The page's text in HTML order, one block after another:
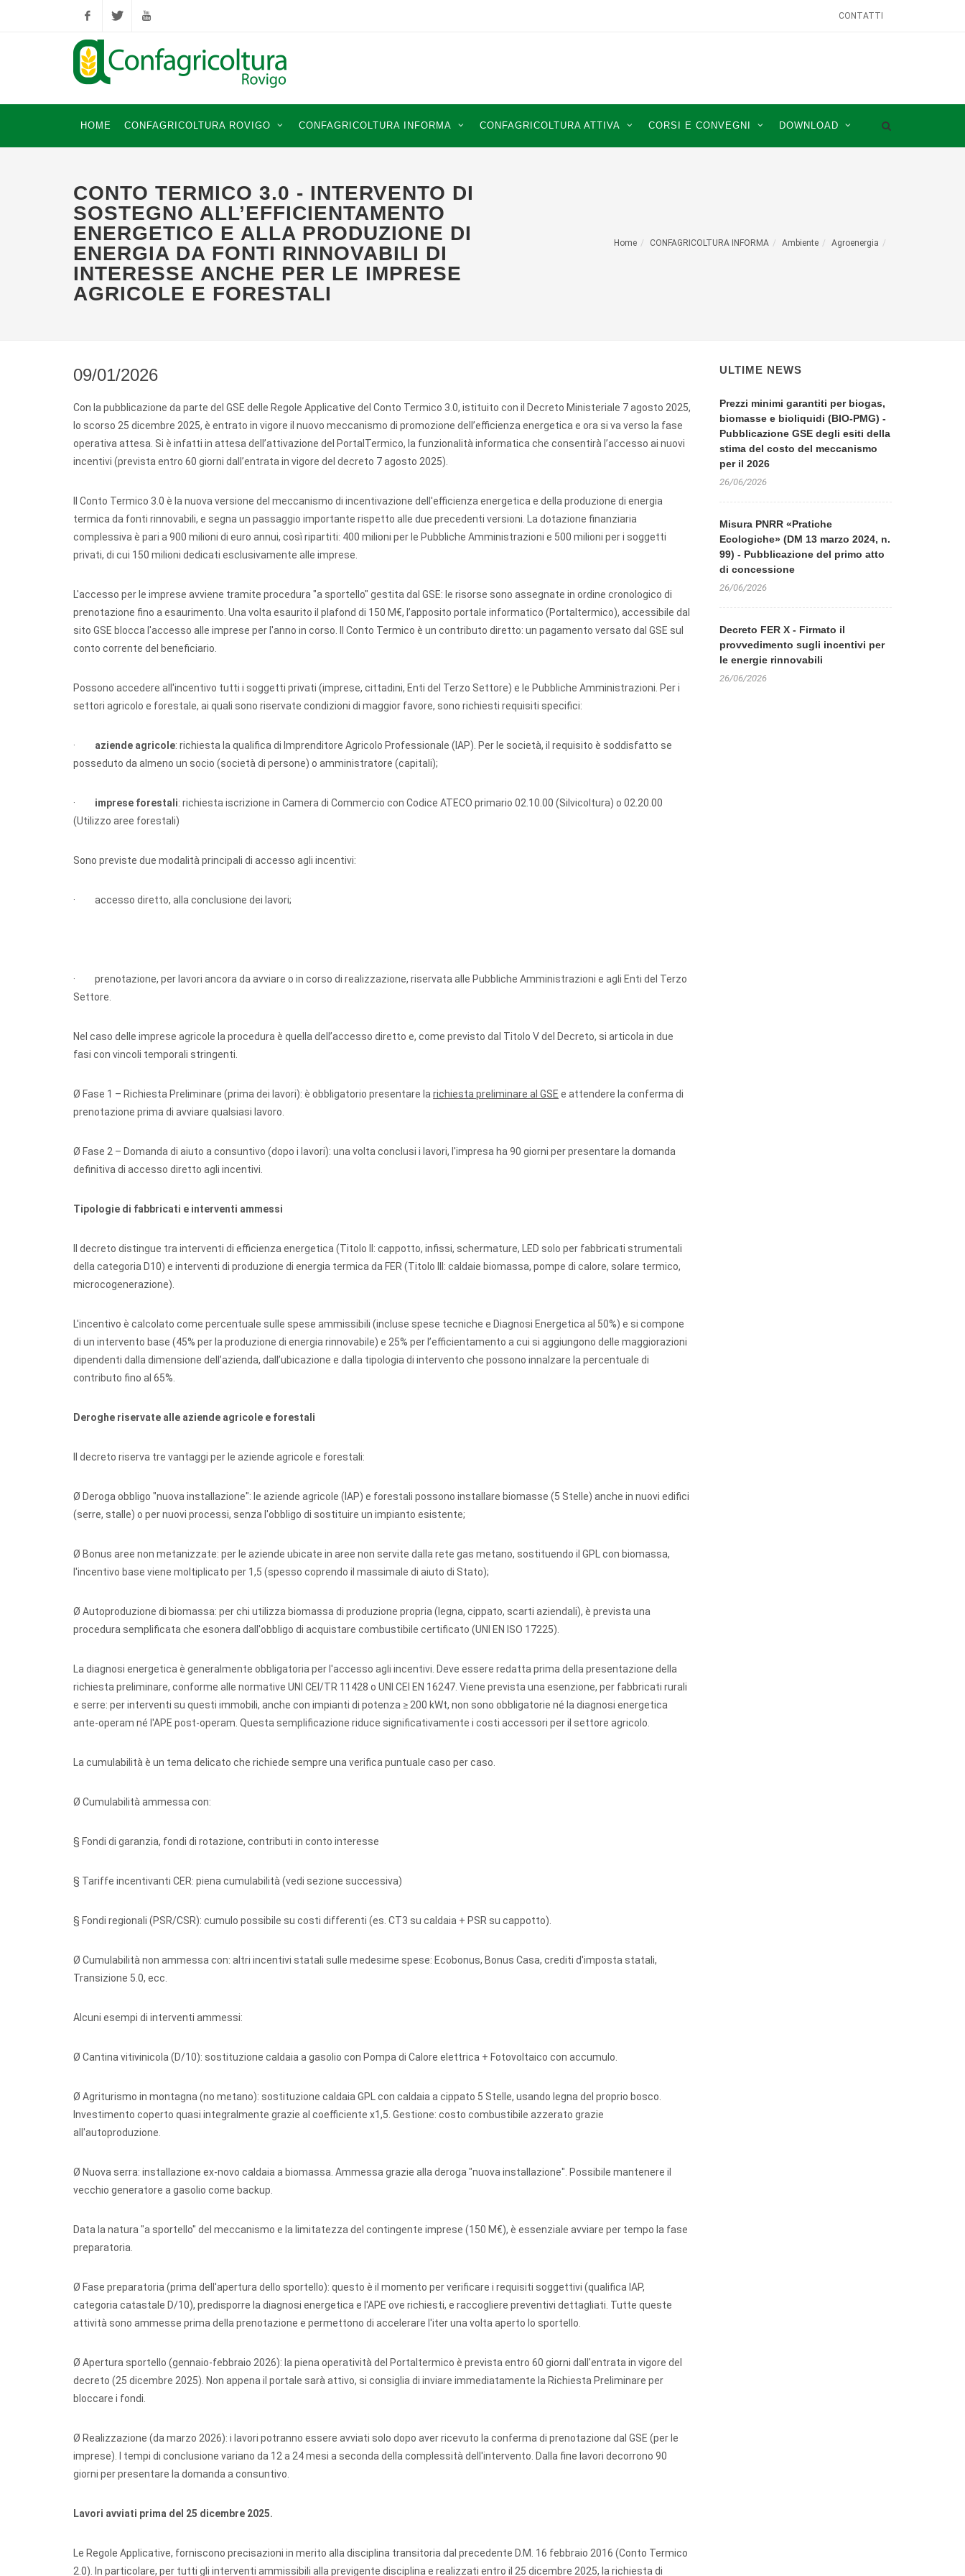
FacebookTwitter YouTube
CONTATTI
HOME CONFAGRICOLTURA ROVIGO CONFAGRICOLTURA INFORMA CONFAGRICOLTURA ATTIVA CORSI E CONVEGNI DOWNLOAD
CONTO TERMICO 3.0 - INTERVENTO DI
SOSTEGNO ALL’EFFICIENTAMENTO
ENERGETICO E ALLA PRODUZIONE DI
ENERGIA DA FONTI RINNOVABILI DI
INTERESSE ANCHE PER LE IMPRESE
AGRICOLE E FORESTALI
Home CONFAGRICOLTURA INFORMA Ambiente Agroenergia
09/01/2026
Con la pubblicazione da parte del GSE delle Regole Applicative del Conto Termico 3.0, istituito con il Decreto Ministeriale 7 agosto 2025,
lo scorso 25 dicembre 2025, è entrato in vigore il nuovo meccanismo di promozione dell’efficienza energetica e ora si va verso la fase
operativa attesa. Si è infatti in attesa dell’attivazione del PortalTermico, la funzionalità informatica che consentirà l’accesso ai nuovi
incentivi (prevista entro 60 giorni dall’entrata in vigore del decreto 7 agosto 2025).
Il Conto Termico 3.0 è la nuova versione del meccanismo di incentivazione dell'efficienza energetica e della produzione di energia
termica da fonti rinnovabili, e segna un passaggio importante rispetto alle due precedenti versioni. La dotazione finanziaria
complessiva è pari a 900 milioni di euro annui, così ripartiti: 400 milioni per le Pubbliche Amministrazioni e 500 milioni per i soggetti
privati, di cui 150 milioni dedicati esclusivamente alle imprese.
L'accesso per le imprese avviene tramite procedura "a sportello" gestita dal GSE: le risorse sono assegnate in ordine cronologico di
prenotazione fino a esaurimento. Una volta esaurito il plafond di 150 M€, l’apposito portale informatico (Portaltermico), accessibile dal
sito GSE blocca l'accesso alle imprese per l'anno in corso. Il Conto Termico è un contributo diretto: un pagamento versato dal GSE sul
conto corrente del beneficiario.
Possono accedere all'incentivo tutti i soggetti privati (imprese, cittadini, Enti del Terzo Settore) e le Pubbliche Amministrazioni. Per i
settori agricolo e forestale, ai quali sono riservate condizioni di maggior favore, sono richiesti requisiti specifici:
· aziende agricole: richiesta la qualifica di Imprenditore Agricolo Professionale (IAP). Per le società, il requisito è soddisfatto se
posseduto da almeno un socio (società di persone) o amministratore (capitali);
· imprese forestali: richiesta iscrizione in Camera di Commercio con Codice ATECO primario 02.10.00 (Silvicoltura) o 02.20.00
(Utilizzo aree forestali)
Sono previste due modalità principali di accesso agli incentivi:
· accesso diretto, alla conclusione dei lavori;
· prenotazione, per lavori ancora da avviare o in corso di realizzazione, riservata alle Pubbliche Amministrazioni e agli Enti del Terzo
Settore.
Nel caso delle imprese agricole la procedura è quella dell’accesso diretto e, come previsto dal Titolo V del Decreto, si articola in due
fasi con vincoli temporali stringenti.
Ø Fase 1 – Richiesta Preliminare (prima dei lavori): è obbligatorio presentare la richiesta preliminare al GSE e attendere la conferma di
prenotazione prima di avviare qualsiasi lavoro.
Ø Fase 2 – Domanda di aiuto a consuntivo (dopo i lavori): una volta conclusi i lavori, l'impresa ha 90 giorni per presentare la domanda
definitiva di accesso diretto agli incentivi.
Tipologie di fabbricati e interventi ammessi
Il decreto distingue tra interventi di efficienza energetica (Titolo II: cappotto, infissi, schermature, LED solo per fabbricati strumentali
della categoria D10) e interventi di produzione di energia termica da FER (Titolo III: caldaie biomassa, pompe di calore, solare termico,
microcogenerazione).
L'incentivo è calcolato come percentuale sulle spese ammissibili (incluse spese tecniche e Diagnosi Energetica al 50%) e si compone
di un intervento base (45% per la produzione di energia rinnovabile) e 25% per l’efficientamento a cui si aggiungono delle maggiorazioni
dipendenti dalla dimensione dell’azienda, dall’ubicazione e dalla tipologia di intervento che possono innalzare la percentuale di
contributo fino al 65%.
Deroghe riservate alle aziende agricole e forestali
Il decreto riserva tre vantaggi per le aziende agricole e forestali:
Ø Deroga obbligo "nuova installazione": le aziende agricole (IAP) e forestali possono installare biomasse (5 Stelle) anche in nuovi edifici
(serre, stalle) o per nuovi processi, senza l'obbligo di sostituire un impianto esistente;
Ø Bonus aree non metanizzate: per le aziende ubicate in aree non servite dalla rete gas metano, sostituendo il GPL con biomassa,
l'incentivo base viene moltiplicato per 1,5 (spesso coprendo il massimale di aiuto di Stato);
Ø Autoproduzione di biomassa: per chi utilizza biomassa di produzione propria (legna, cippato, scarti aziendali), è prevista una
procedura semplificata che esonera dall'obbligo di acquistare combustibile certificato (UNI EN ISO 17225).
La diagnosi energetica è generalmente obbligatoria per l'accesso agli incentivi. Deve essere redatta prima della presentazione della
richiesta preliminare, conforme alle normative UNI CEI/TR 11428 o UNI CEI EN 16247. Viene prevista una esenzione, per fabbricati rurali
e serre: per interventi su questi immobili, anche con impianti di potenza ≥ 200 kWt, non sono obbligatorie né la diagnosi energetica
ante-operam né l'APE post-operam. Questa semplificazione riduce significativamente i costi accessori per il settore agricolo.
La cumulabilità è un tema delicato che richiede sempre una verifica puntuale caso per caso.
Ø Cumulabilità ammessa con:
§ Fondi di garanzia, fondi di rotazione, contributi in conto interesse
§ Tariffe incentivanti CER: piena cumulabilità (vedi sezione successiva)
§ Fondi regionali (PSR/CSR): cumulo possibile su costi differenti (es. CT3 su caldaia + PSR su cappotto).
Ø Cumulabilità non ammessa con: altri incentivi statali sulle medesime spese: Ecobonus, Bonus Casa, crediti d'imposta statali,
Transizione 5.0, ecc.
Alcuni esempi di interventi ammessi:
Ø Cantina vitivinicola (D/10): sostituzione caldaia a gasolio con Pompa di Calore elettrica + Fotovoltaico con accumulo.
Ø Agriturismo in montagna (no metano): sostituzione caldaia GPL con caldaia a cippato 5 Stelle, usando legna del proprio bosco.
Investimento coperto quasi integralmente grazie al coefficiente x1,5. Gestione: costo combustibile azzerato grazie
all'autoproduzione.
Ø Nuova serra: installazione ex-novo caldaia a biomassa. Ammessa grazie alla deroga "nuova installazione". Possibile mantenere il
vecchio generatore a gasolio come backup.
Data la natura "a sportello" del meccanismo e la limitatezza del contingente imprese (150 M€), è essenziale avviare per tempo la fase
preparatoria.
Ø Fase preparatoria (prima dell'apertura dello sportello): questo è il momento per verificare i requisiti soggettivi (qualifica IAP,
categoria catastale D/10), predisporre la diagnosi energetica e l'APE ove richiesti, e raccogliere preventivi dettagliati. Tutte queste
attività sono ammesse prima della prenotazione e permettono di accelerare l'iter una volta aperto lo sportello.
Ø Apertura sportello (gennaio-febbraio 2026): la piena operatività del Portaltermico è prevista entro 60 giorni dall'entrata in vigore del
decreto (25 dicembre 2025). Non appena il portale sarà attivo, si consiglia di inviare immediatamente la Richiesta Preliminare per
bloccare i fondi.
Ø Realizzazione (da marzo 2026): i lavori potranno essere avviati solo dopo aver ricevuto la conferma di prenotazione dal GSE (per le
imprese). I tempi di conclusione variano da 12 a 24 mesi a seconda della complessità dell'intervento. Dalla fine lavori decorrono 90
giorni per presentare la domanda a consuntivo.
Lavori avviati prima del 25 dicembre 2025.
Le Regole Applicative, forniscono precisazioni in merito alla disciplina transitoria dal precedente D.M. 16 febbraio 2016 (Conto Termico
2.0). In particolare, per tutti gli interventi ammissibili alla previgente disciplina e realizzati entro il 25 dicembre 2025, la richiesta di
ULTIME NEWS
Prezzi minimi garantiti per biogas,
biomasse e bioliquidi (BIO-PMG) -
Pubblicazione GSE degli esiti della
stima del costo del meccanismo
per il 2026
26/06/2026
Misura PNRR «Pratiche
Ecologiche» (DM 13 marzo 2024, n.
99) - Pubblicazione del primo atto
di concessione
26/06/2026
Decreto FER X - Firmato il
provvedimento sugli incentivi per
le energie rinnovabili
26/06/2026